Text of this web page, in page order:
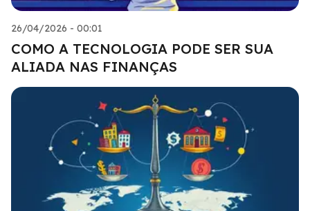
26/04/2026 - 00:01
COMO A TECNOLOGIA PODE SER SUA
ALIADA NAS FINANÇAS